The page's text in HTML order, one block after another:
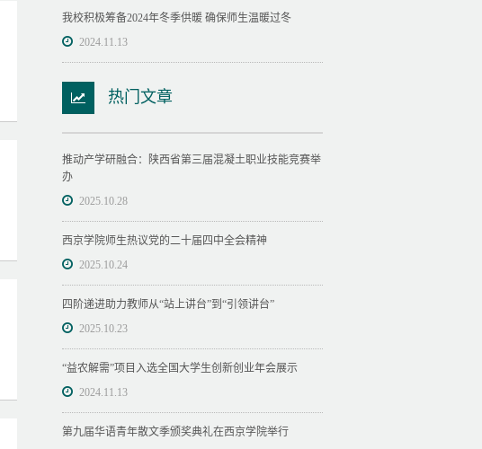
我校积极筹备2024年冬季供暖 确保师生温暖过冬
2024.11.13
热门文章
推动产学研融合：陕西省第三届混凝土职业技能竞赛举
办
2025.10.28
西京学院师生热议党的二十届四中全会精神
2025.10.24
四阶递进助力教师从“站上讲台”到“引领讲台”
2025.10.23
“益农解需”项目入选全国大学生创新创业年会展示
2024.11.13
第九届华语青年散文季颁奖典礼在西京学院举行